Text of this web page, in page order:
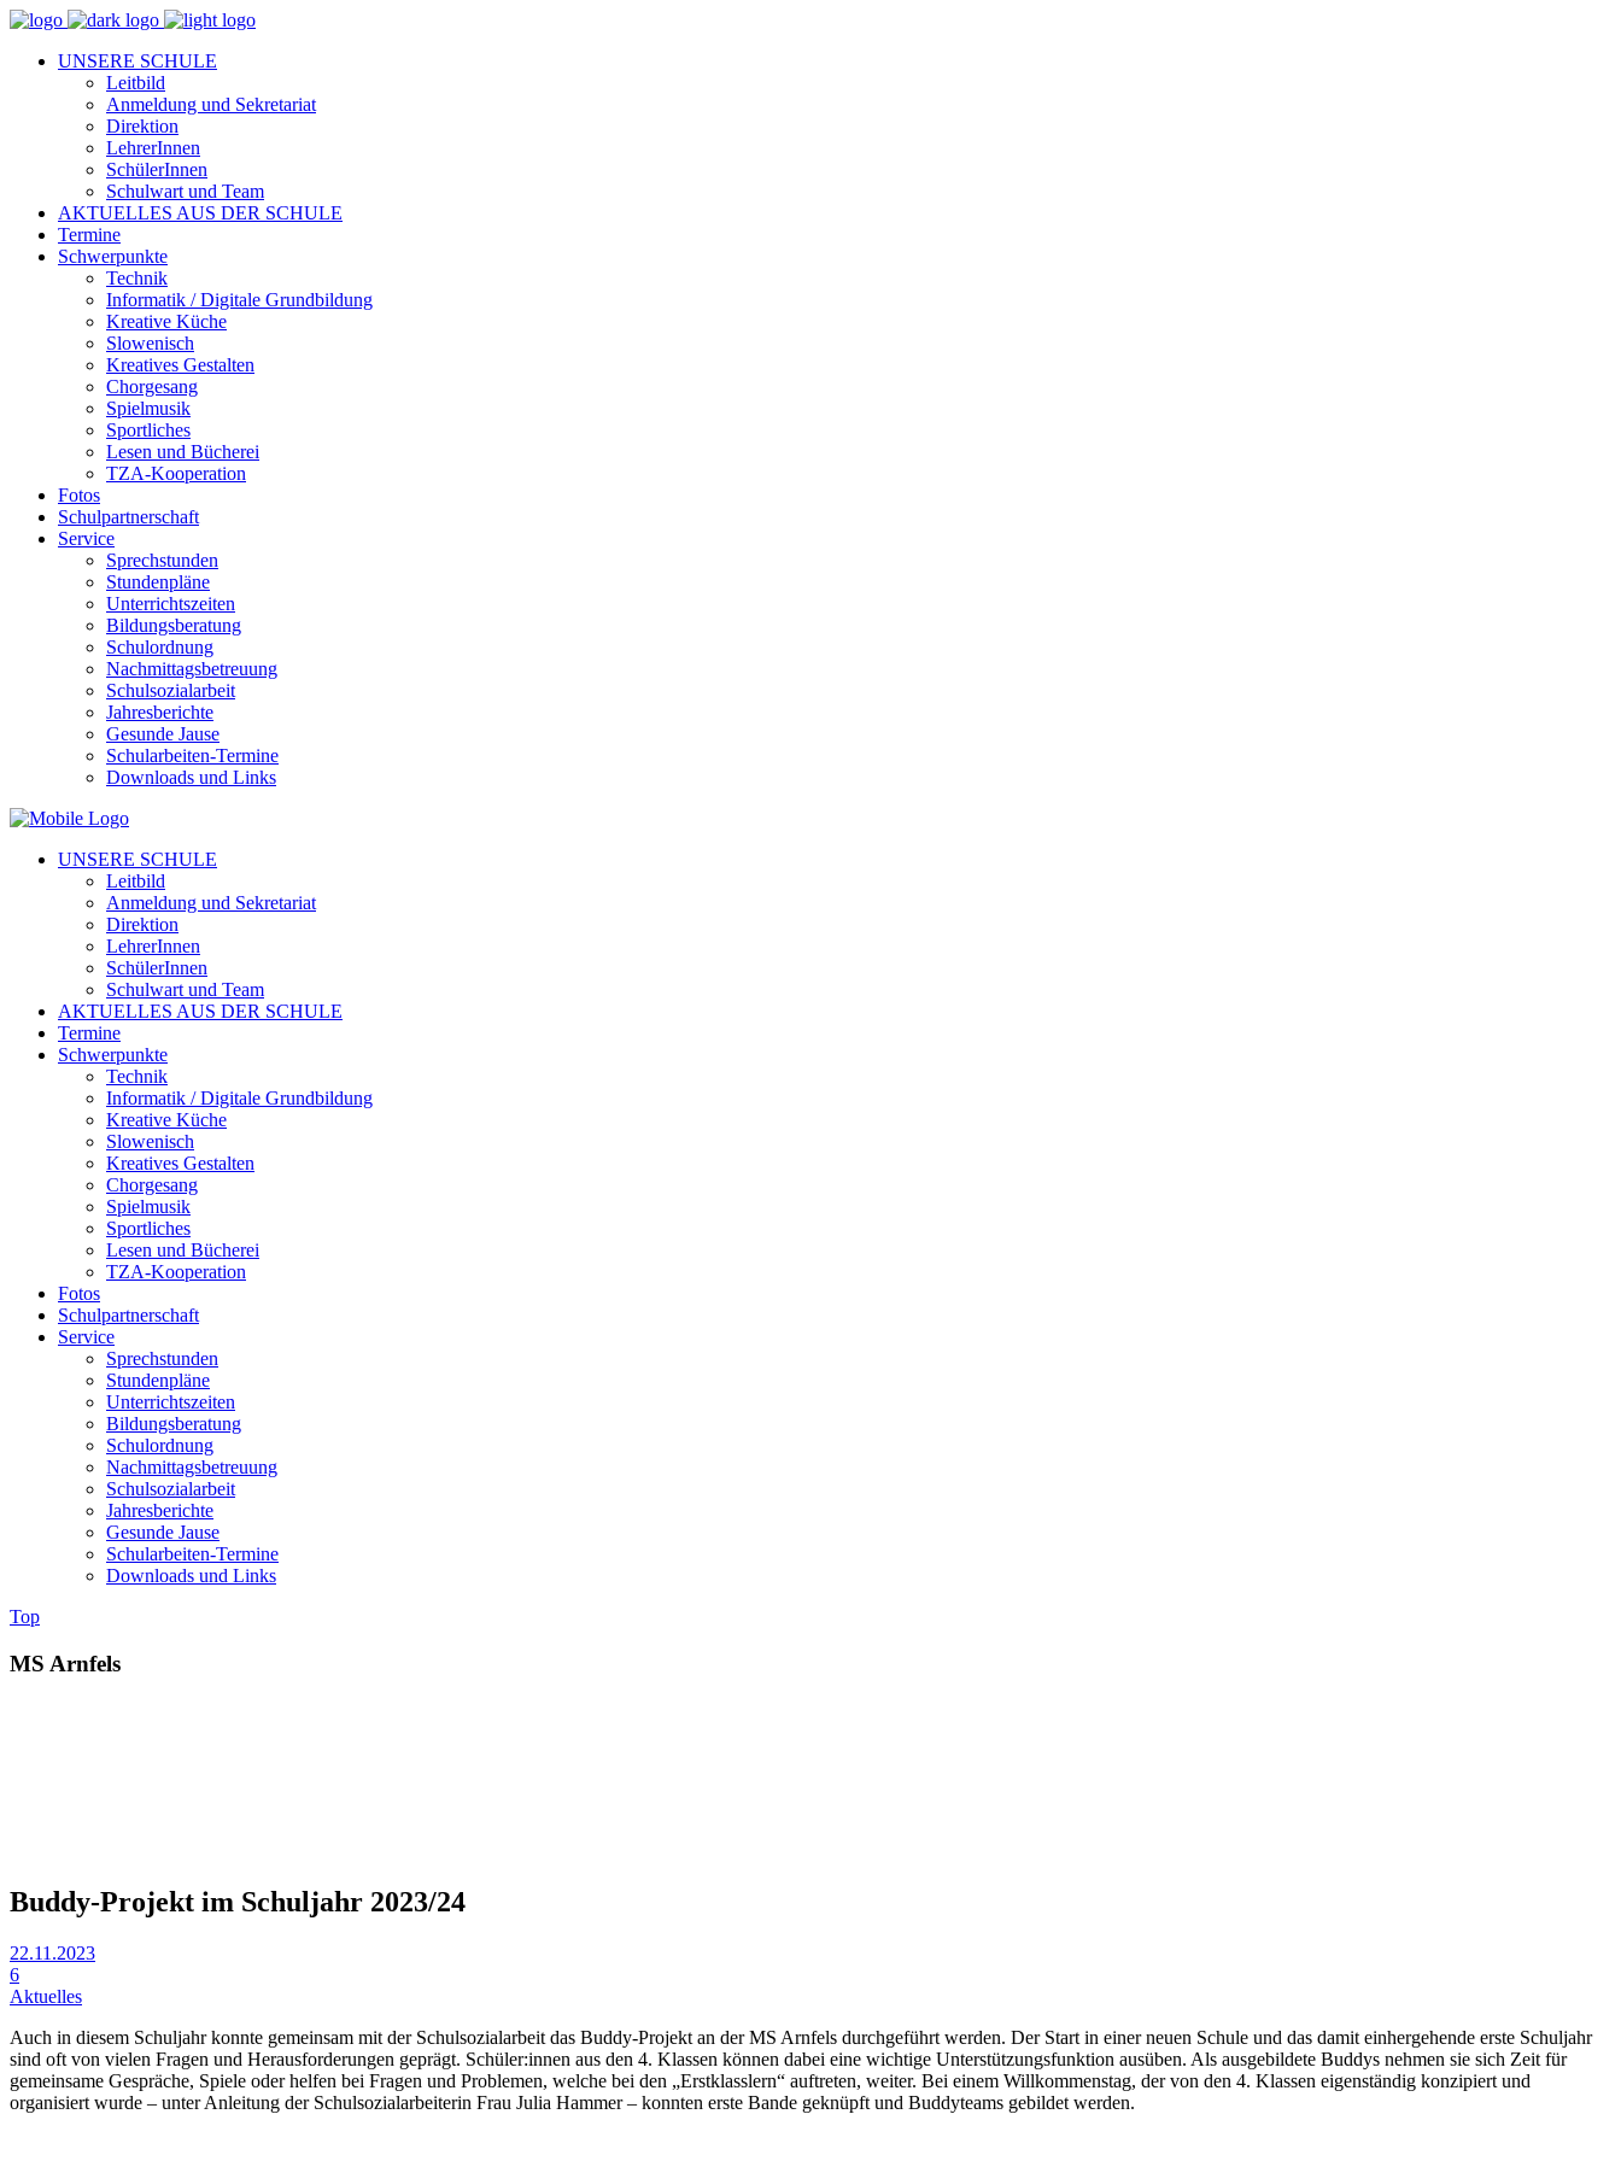
UNSERE SCHULE
Leitbild
Anmeldung und Sekretariat
Direktion
LehrerInnen
SchülerInnen
Schulwart und Team
AKTUELLES AUS DER SCHULE
Termine
Schwerpunkte
Technik
Informatik / Digitale Grundbildung
Kreative Küche
Slowenisch
Kreatives Gestalten
Chorgesang
Spielmusik
Sportliches
Lesen und Bücherei
TZA-Kooperation
Fotos
Schulpartnerschaft
Service
Sprechstunden
Stundenpläne
Unterrichtszeiten
Bildungsberatung
Schulordnung
Nachmittagsbetreuung
Schulsozialarbeit
Jahresberichte
Gesunde Jause
Schularbeiten-Termine
Downloads und Links
UNSERE SCHULE
Leitbild
Anmeldung und Sekretariat
Direktion
LehrerInnen
SchülerInnen
Schulwart und Team
AKTUELLES AUS DER SCHULE
Termine
Schwerpunkte
Technik
Informatik / Digitale Grundbildung
Kreative Küche
Slowenisch
Kreatives Gestalten
Chorgesang
Spielmusik
Sportliches
Lesen und Bücherei
TZA-Kooperation
Fotos
Schulpartnerschaft
Service
Sprechstunden
Stundenpläne
Unterrichtszeiten
Bildungsberatung
Schulordnung
Nachmittagsbetreuung
Schulsozialarbeit
Jahresberichte
Gesunde Jause
Schularbeiten-Termine
Downloads und Links
Top
MS Arnfels
Buddy-Projekt im Schuljahr 2023/24
22.11.2023
6
Aktuelles
Auch in diesem Schuljahr konnte gemeinsam mit der Schulsozialarbeit das Buddy-Projekt an der MS Arnfels durchgeführt werden. Der Start in einer neuen Schule und das damit einhergehende erste Schuljahr
sind oft von vielen Fragen und Herausforderungen geprägt. Schüler:innen aus den 4. Klassen können dabei eine wichtige Unterstützungsfunktion ausüben. Als ausgebildete Buddys nehmen sie sich Zeit für
gemeinsame Gespräche, Spiele oder helfen bei Fragen und Problemen, welche bei den „Erstklasslern“ auftreten, weiter. Bei einem Willkommenstag, der von den 4. Klassen eigenständig konzipiert und
organisiert wurde – unter Anleitung der Schulsozialarbeiterin Frau Julia Hammer – konnten erste Bande geknüpft und Buddyteams gebildet werden.